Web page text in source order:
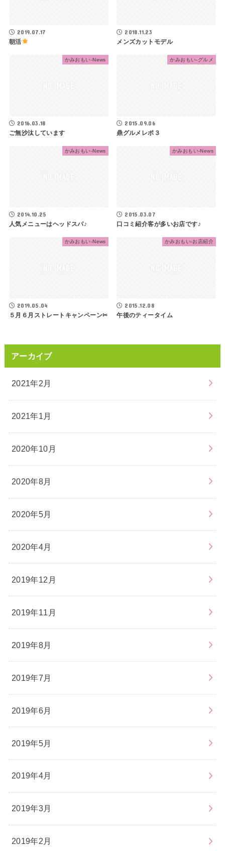
2019.07.17
朝活
2018.11.23
メンズカットモデル
かみおもい-News
2016.03.18
ご無沙汰しています
かみおもい-グルメ
2015.09.06
鼎グルメレポ３
かみおもい-News
2014.10.25
人気メニューはヘッドスパ♪
かみおもい-News
2015.03.07
口コミ紹介客が多いお店です♪
かみおもい-News
2019.05.04
５月６月ストレートキャンペーン✂
かみおもい-お店紹介
2015.12.08
午後のティータイム
アーカイブ
2021年2月
2021年1月
2020年10月
2020年8月
2020年5月
2020年4月
2019年12月
2019年11月
2019年8月
2019年7月
2019年6月
2019年5月
2019年4月
2019年3月
2019年2月